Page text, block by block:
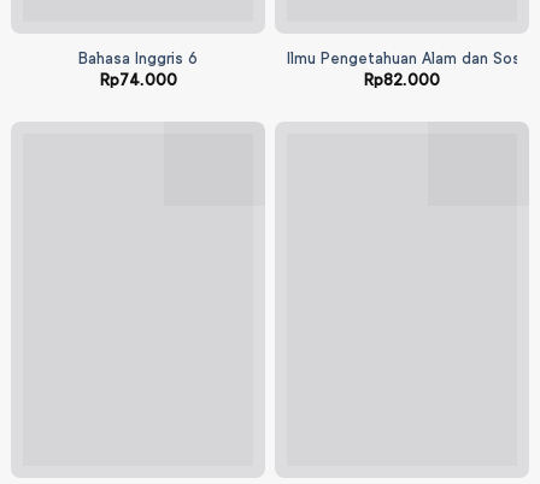
Bahasa Inggris 6
Rp74.000
Ilmu Pengetahuan Alam dan Sosial
Rp82.000